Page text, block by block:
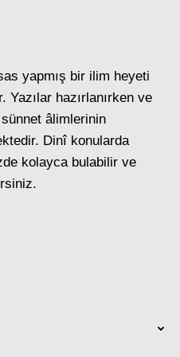
yapmış bir ilim heyeti
Yazılar hazırlanırken ve
âlimlerinin
Dinî konularda
kolayca bulabilir ve